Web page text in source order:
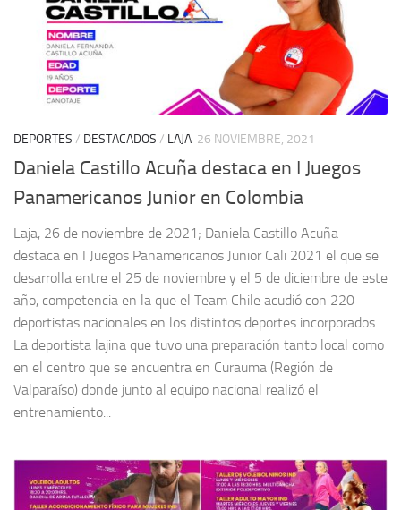
DEPORTES / DESTACADOS / LAJA 26 NOVIEMBRE, 2021
Daniela Castillo Acuña destaca en I Juegos
Panamericanos Junior en Colombia
Laja, 26 de noviembre de 2021; Daniela Castillo Acuña
destaca en I Juegos Panamericanos Junior Cali 2021 el que se
desarrolla entre el 25 de noviembre y el 5 de diciembre de este
año, competencia en la que el Team Chile acudió con 220
deportistas nacionales en los distintos deportes incorporados.
La deportista lajina que tuvo una preparación tanto local como
en el centro que se encuentra en Curauma (Región de
Valparaíso) donde junto al equipo nacional realizó el
entrenamiento...